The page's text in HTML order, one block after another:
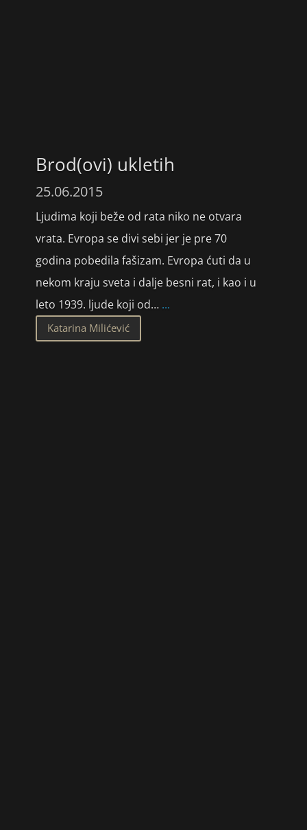
Brod(ovi) ukletih
25.06.2015
Ljudima koji beže od rata niko ne otvara
vrata. Evropa se divi sebi jer je pre 70
godina pobedila fašizam. Evropa ćuti da u
nekom kraju sveta i dalje besni rat, i kao i u
leto 1939. ljude koji od… ...
Katarina Milićević